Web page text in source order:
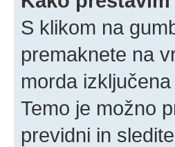
S klikom na
premaknete na
morda
Temo je možno
previdni in